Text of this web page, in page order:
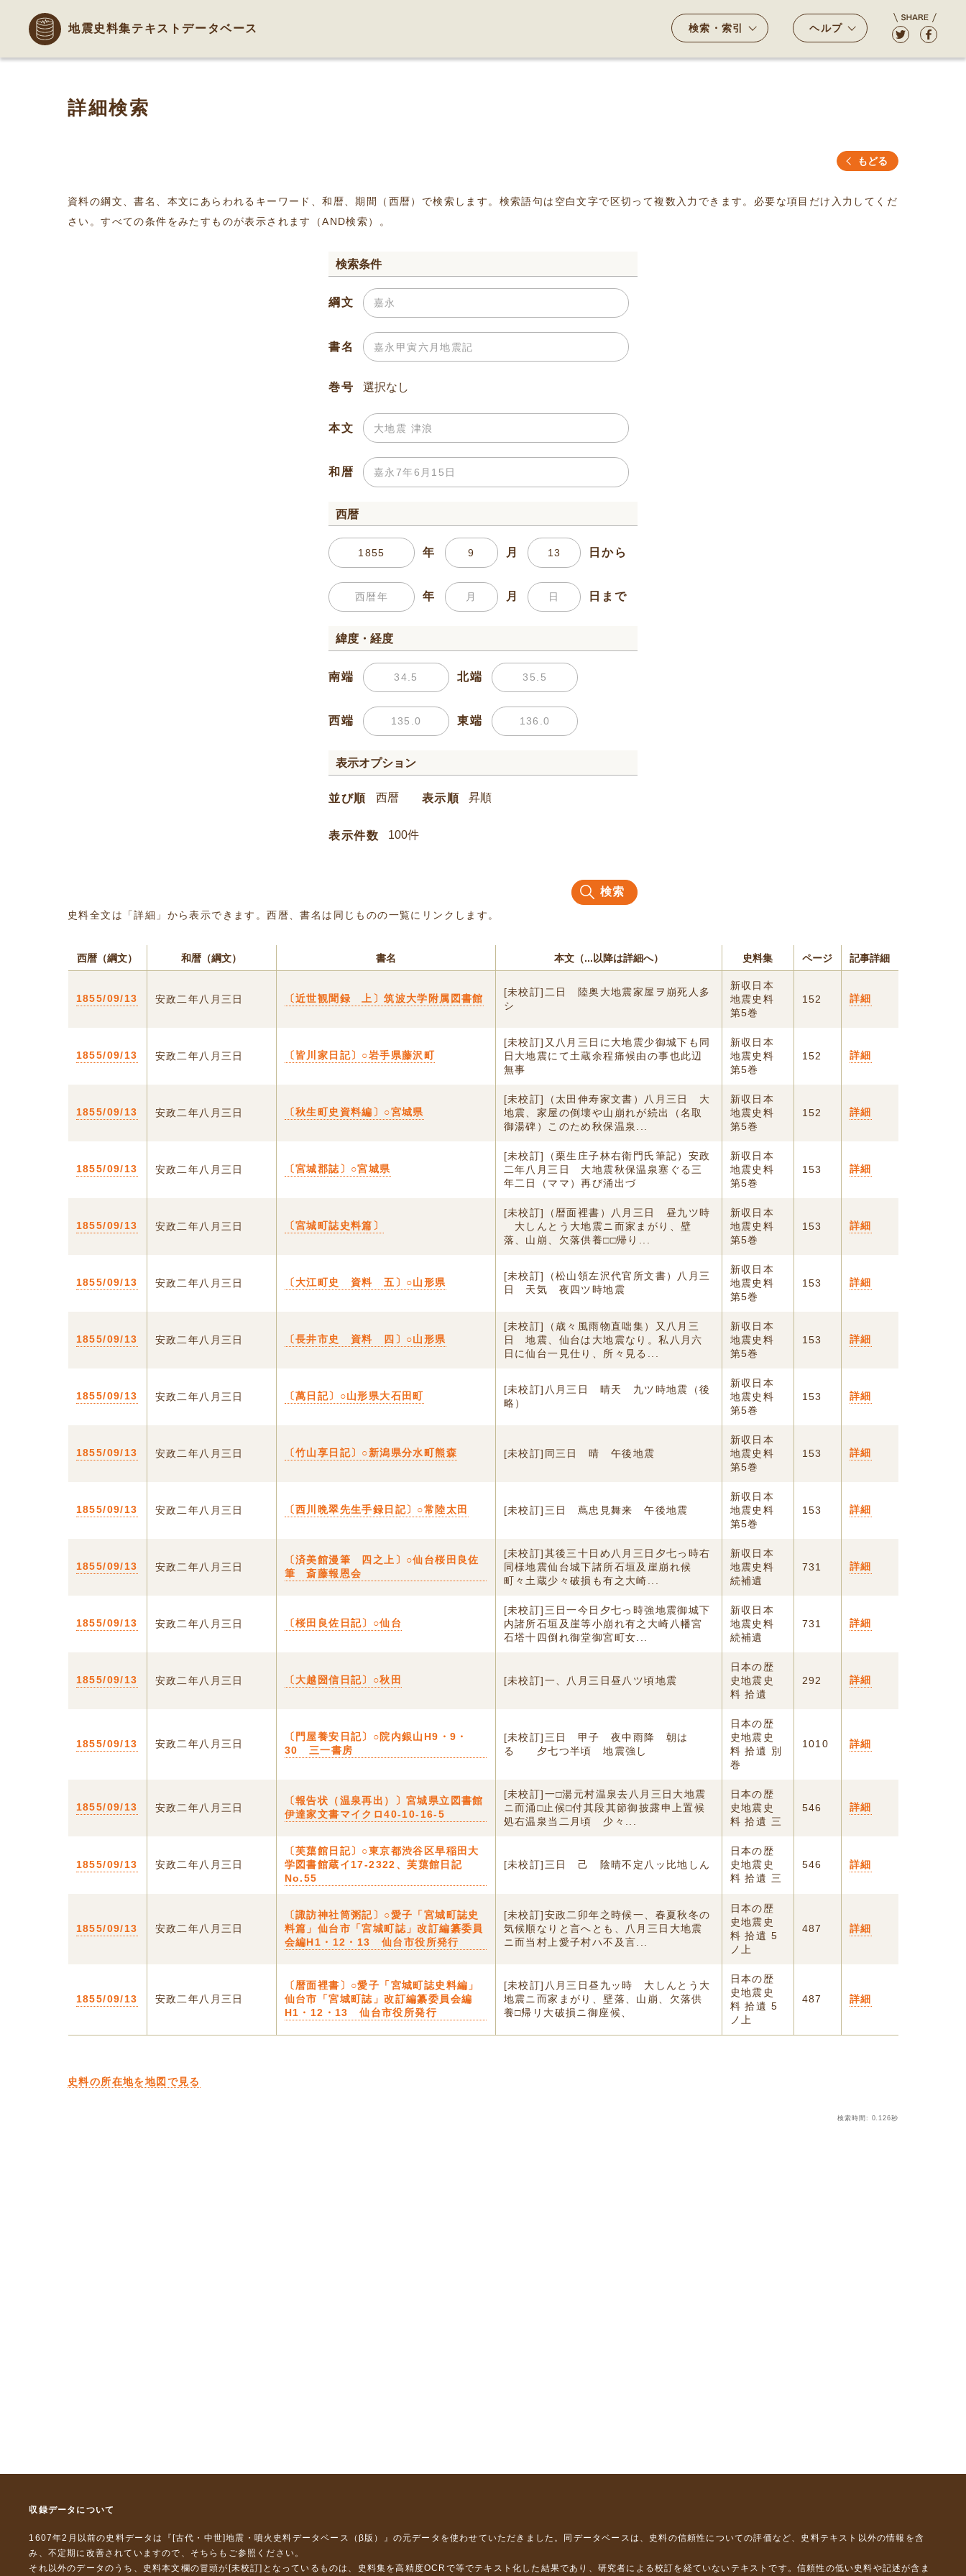
地震史料集テキストデータベース 検索・索引 ヘルプ
詳細検索
もどる
資料の綱文、書名、本文にあらわれるキーワード、和暦、期間（西暦）で検索します。検索語句は空白文字で区切って複数入力できます。必要な項目だけ入力してくだ
さい。すべての条件をみたすものが表示されます（AND検索）。
検索条件
綱文
書名
巻号
本文
和暦
西暦
年 月 日から
年 月 日まで
緯度・経度
南端 北端
西端 東端
表示オプション
並び順 表示順
表示件数
検索
史料全文は「詳細」から表示できます。西暦、書名は同じものの一覧にリンクします。
西暦（綱文） 和暦（綱文） 書名 本文（...以降は詳細へ） 史料集 ページ 記事詳細
1855/09/13 安政二年八月三日 〔近世観聞録 上〕筑波大学附属図書館
[未校訂]二日 陸奥大地震家屋ヲ崩死人多
シ
新収日本
地震史料
第5巻
152 詳細
1855/09/13 安政二年八月三日 〔皆川家日記〕○岩手県藤沢町
[未校訂]又八月三日に大地震少御城下も同
日大地震にて土蔵余程痛候由の事也此辺
無事
新収日本
地震史料
第5巻
152 詳細
1855/09/13 安政二年八月三日 〔秋生町史資料編〕○宮城県
[未校訂]（太田伸寿家文書）八月三日 大
地震、家屋の倒壊や山崩れが続出（名取
御湯碑）このため秋保温泉...
新収日本
地震史料
第5巻
152 詳細
1855/09/13 安政二年八月三日 〔宮城郡誌〕○宮城県
[未校訂]（栗生庄子林右衛門氏筆記）安政
二年八月三日 大地震秋保温泉塞ぐる三
年二日（ママ）再び涌出づ
新収日本
地震史料
第5巻
153 詳細
1855/09/13 安政二年八月三日 〔宮城町誌史料篇〕
[未校訂]（暦面裡書）八月三日 昼九ツ時
ゟ大しんとう大地震ニ而家まがり、壁
落、山崩、欠落供養□□帰り...
新収日本
地震史料
第5巻
153 詳細
1855/09/13 安政二年八月三日 〔大江町史 資料 五〕○山形県
[未校訂]（松山領左沢代官所文書）八月三
日 天気 夜四ツ時地震
新収日本
地震史料
第5巻
153 詳細
1855/09/13 安政二年八月三日 〔長井市史 資料 四〕○山形県
[未校訂]（歳々風雨物直咄集）又八月三
日 地震、仙台は大地震なり。私八月六
日に仙台一見仕り、所々見る...
新収日本
地震史料
第5巻
153 詳細
1855/09/13 安政二年八月三日 〔萬日記〕○山形県大石田町
[未校訂]八月三日 晴天 九ツ時地震（後
略）
新収日本
地震史料
第5巻
153 詳細
1855/09/13 安政二年八月三日 〔竹山享日記〕○新潟県分水町熊森 [未校訂]同三日 晴 午後地震
新収日本
地震史料
第5巻
153 詳細
1855/09/13 安政二年八月三日 〔西川晩翠先生手録日記〕○常陸太田 [未校訂]三日 蔦忠見舞来 午後地震
新収日本
地震史料
第5巻
153 詳細
1855/09/13 安政二年八月三日
〔済美館漫筆 四之上〕○仙台桜田良佐
筆 斎藤報恩会
[未校訂]其後三十日め八月三日夕七っ時右
同様地震仙台城下諸所石垣及崖崩れ候
町々土蔵少々破損も有之大崎...
新収日本
地震史料
続補遺
731 詳細
1855/09/13 安政二年八月三日 〔桜田良佐日記〕○仙台
[未校訂]三日一今日夕七っ時強地震御城下
内諸所石垣及崖等小崩れ有之大崎八幡宮
石塔十四倒れ御堂御宮町女...
新収日本
地震史料
続補遺
731 詳細
1855/09/13 安政二年八月三日 〔大越圀信日記〕○秋田 [未校訂]一、八月三日昼八ツ頃地震
日本の歴
史地震史
料 拾遺
292 詳細
1855/09/13 安政二年八月三日
〔門屋養安日記〕○院内銀山H9・9・
30 三一書房
[未校訂]三日 甲子 夜中雨降 朝は
るゝ 夕七つ半頃 地震強し
日本の歴
史地震史
料 拾遺 別
巻
1010 詳細
1855/09/13 安政二年八月三日
〔報告状（温泉再出）〕宮城県立図書館
伊達家文書マイクロ40-10-16-5
[未校訂]一□湯元村温泉去八月三日大地震
ニ而涌□止候□付其段其節御披露申上置候
処右温泉当二月頃ゟ少々...
日本の歴
史地震史
料 拾遺 三
546 詳細
1855/09/13 安政二年八月三日
〔芙蕖館日記〕○東京都渋谷区早稲田大
学図書館蔵イ17-2322、芙蕖館日記
No.55
[未校訂]三日 己 陰晴不定八ッ比地しん
日本の歴
史地震史
料 拾遺 三
546 詳細
1855/09/13 安政二年八月三日
〔諏訪神社筒粥記〕○愛子「宮城町誌史
料篇」仙台市「宮城町誌」改訂編纂委員
会編H1・12・13 仙台市役所発行
[未校訂]安政二卯年之時候一、春夏秋冬の
気候順なりと言へとも、八月三日大地震
ニ而当村上愛子村ハ不及言...
日本の歴
史地震史
料 拾遺 5
ノ上
487 詳細
1855/09/13 安政二年八月三日
〔暦面裡書〕○愛子「宮城町誌史料編」
仙台市「宮城町誌」改訂編纂委員会編
H1・12・13 仙台市役所発行
[未校訂]八月三日昼九ッ時ゟ大しんとう大
地震ニ而家まがり、壁落、山崩、欠落供
養□帰リ大破損ニ御座候、
日本の歴
史地震史
料 拾遺 5
ノ上
487 詳細
史料の所在地を地図で見る
検索時間: 0.126秒
収録データについて
1607年2月以前の史料データは『 [古代・中世]地震・噴火史料データベース（β版）』 の元データを使わせていただきました。同データベースは、史料の信頼性についての評価など、史料テキスト以外の情報を含
み、不定期に改善されていますので、 そちら もご参照ください。
それ以外のデータのうち、史料本文欄の冒頭が[未校訂]となっているものは、史料集を高精度OCRで等でテキスト化した結果であり、研究者による校訂を経ていないテキストです。信頼性の低い史料や記述が含ま